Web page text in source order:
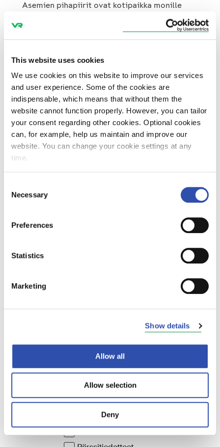
This website uses cookies
We use cookies on this website to improve our services
and user experience. Some of the cookies are
indispensable, which means that without them the
website cannot function properly. However, you can tailor
your consent regarding other cookies. Optional cookies
can, for example, help us maintain and improve our
website. You can change your cookie settings at any
time.
Selection
Necessary
Preferences
Statistics
Marketing
Show details
Allow all
Allow selection
Deny
Asemien pihapiirit ovat kotipaikka monille
uhanalaisillekin kasvilajeille. Näyttely kiertää
15 eri asemalla ympäri Suomen seuraavan
aikataulun mukaisesti: Viikot 24–25 Helsinki ja
Viikot 28–29 Kouvola ja Turku Viikot 30–31
Kuopio ja Tampere Viikot 32–33 Mikkeli ja
Jyväskylä Viikot 34–35 Lahti ja Seinäjoki Viikot
36–37 Riihimäki ja Oulu Viikot 38–39
Hämeenlinna ja Helsinki Talkoot alkaneet
Perinnemaisemia hoidetaan tänä kesänä ja
syksynä perinnemaisemahankkeen toimesta yli
50 kohteessa ympäri Suomen. Kaikki SLL:n 15
piirijärjestöä osallistuvat
kaikille avoimilla talkoilla. Ensimmäiset
Työmenetelmät ovat perinteisiä: niittämistä,
heinän nostelua seipäille sekä vesakon